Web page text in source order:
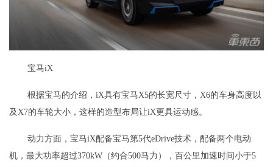
宝马iX
根据宝马的介绍，iX具有宝马X5的长宽尺寸，X6的车身高度以
及X7的车轮大小，这样的造型布局让iX更具运动感。
动力方面，宝马iX配备宝马第5代eDrive技术，配备两个电动
机，最大功率超过370kW（约合500马力），百公里加速时间小于5